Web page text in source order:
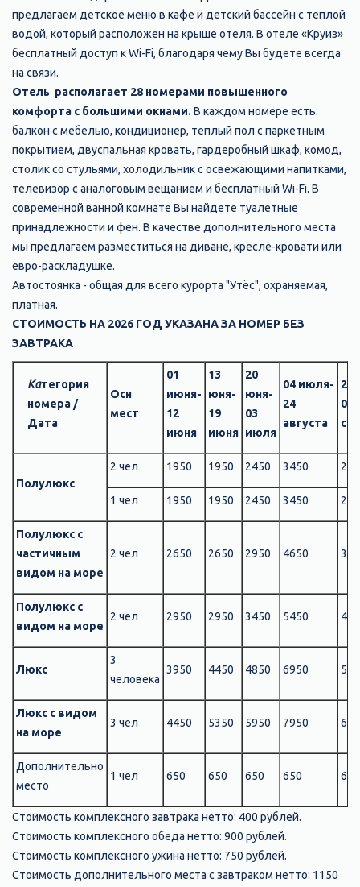
предлагаем детское меню в кафе и детский бассейн с теплой
водой, который расположен на крыше отеля. В отеле «Круиз»
бесплатный доступ к Wi-Fi, благодаря чему Вы будете всегда
на связи.
Отель располагает 28 номерами повышенного
комфорта с большими окнами. В каждом номере есть:
балкон с мебелью, кондиционер, теплый пол с паркетным
покрытием, двуспальная кровать, гардеробный шкаф, комод,
столик со стульями, холодильник с освежающими напитками,
телевизор с аналоговым вещанием и бесплатный Wi-Fi. В
современной ванной комнате Вы найдете туалетные
принадлежности и фен. В качестве дополнительного места
мы предлагаем разместиться на диване, кресле-кровати или
евро-раскладушке.
Автостоянка - общая для всего курорта "Утёс", охраняемая,
платная.
СТОИМОСТЬ НА 2026 ГОД УКАЗАНА ЗА НОМЕР БЕЗ
ЗАВТРАКА
Категория
номера /
Дата
Осн
мест
01
июня-
12
июня
13
юня-
19
июня
20
юня-
03
июля
04 июля-
24
августа
25
07
Полулюкс
2 чел 1950 1950 2450 3450
1 чел 1950 1950 2450 3450
Полулюкс с
частичным
видом на море
2 чел 2650 2650 2950 4650
Полулюкс с
видом на море
2 чел 2950 2950 3450 5450
Люкс
3
человека
3950 4450 4850 6950
Люкс с видом
на море
3 чел 4450 5350 5950 7950
Дополнительно
место
1 чел 650 650 650 650 650
Стоимость комплексного завтрака нетто: 400 рублей.
Стоимость комплексного обеда нетто: 900 рублей.
Стоимость комплексного ужина нетто: 750 рублей.
Стоимость дополнительного места с завтраком нетто: 1150